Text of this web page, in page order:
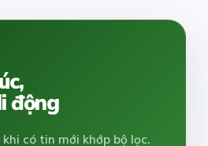
động
có tin mới khớp bộ lọc.